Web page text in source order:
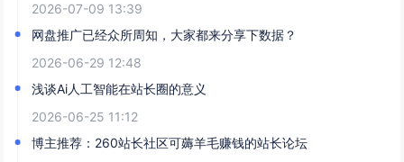
2026-07-09 13:39
网盘推广已经众所周知，大家都来分享下数据？
2026-06-29 12:48
浅谈Ai人工智能在站长圈的意义
2026-06-25 11:12
博主推荐：260站长社区可薅羊毛赚钱的站长论坛